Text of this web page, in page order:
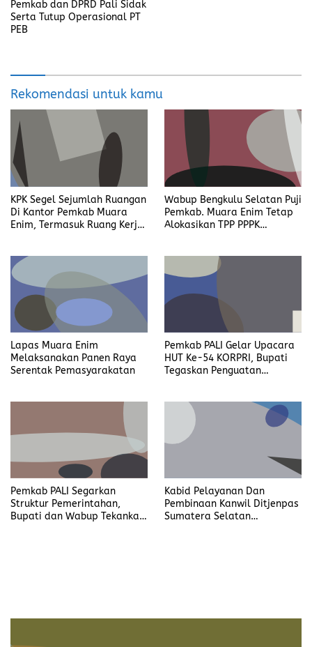
Pemkab dan DPRD Pali Sidak
Serta Tutup Operasional PT
PEB
Rekomendasi untuk kamu
KPK Segel Sejumlah Ruangan
Di Kantor Pemkab Muara
Enim, Termasuk Ruang Kerja
Wabup Bengkulu Selatan Puji
Pemkab. Muara Enim Tetap
Alokasikan TPP PPPK
Lapas Muara Enim
Melaksanakan Panen Raya
Serentak Pemasyarakatan
Pemkab PALI Gelar Upacara
HUT Ke-54 KORPRI, Bupati
Tegaskan Penguatan
Pemkab PALI Segarkan
Struktur Pemerintahan,
Bupati dan Wabup Tekankan
Kabid Pelayanan Dan
Pembinaan Kanwil Ditjenpas
Sumatera Selatan